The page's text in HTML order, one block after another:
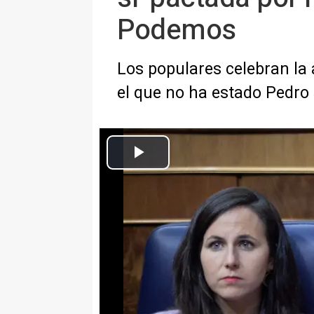
Podemos
Los populares celebran
el que no ha estado
La secretaria general de Podemos y ministra de Derechos
Europa Press Sociedad
Actualizado: jueves, 20 abril 2023 18:21
MADRID, 20 (EUROPA PRESS)
El Pleno del Congreso ha
'solo sí es sí' impulsada por el